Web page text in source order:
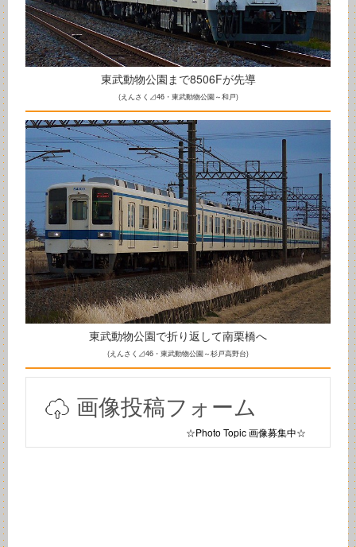
東武動物公園まで8506Fが先導
(えんさく⊿46・東武動物公園～和戸)
東武動物公園で折り返して南栗橋へ
(えんさく⊿46・東武動物公園～杉戸高野台)
画像投稿フォーム
☆Photo Topic 画像募集中☆